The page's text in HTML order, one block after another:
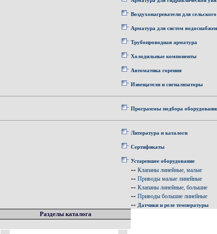
Воздухонагреватели для
Арматура для систем
Трубопроводная арматура
Холодильные компоненты
Автоматика горения
Извещатели и сигнализаторы
Программы подбора
Литература и каталоги
Сертификаты
Устаревшее оборудование
-- Клапаны линейные, малые
-- Приводы малые линейные
-- Клапаны линейные, большие
-- Приводы большие линейные
-- Датчики и реле температуры
Разделы каталога